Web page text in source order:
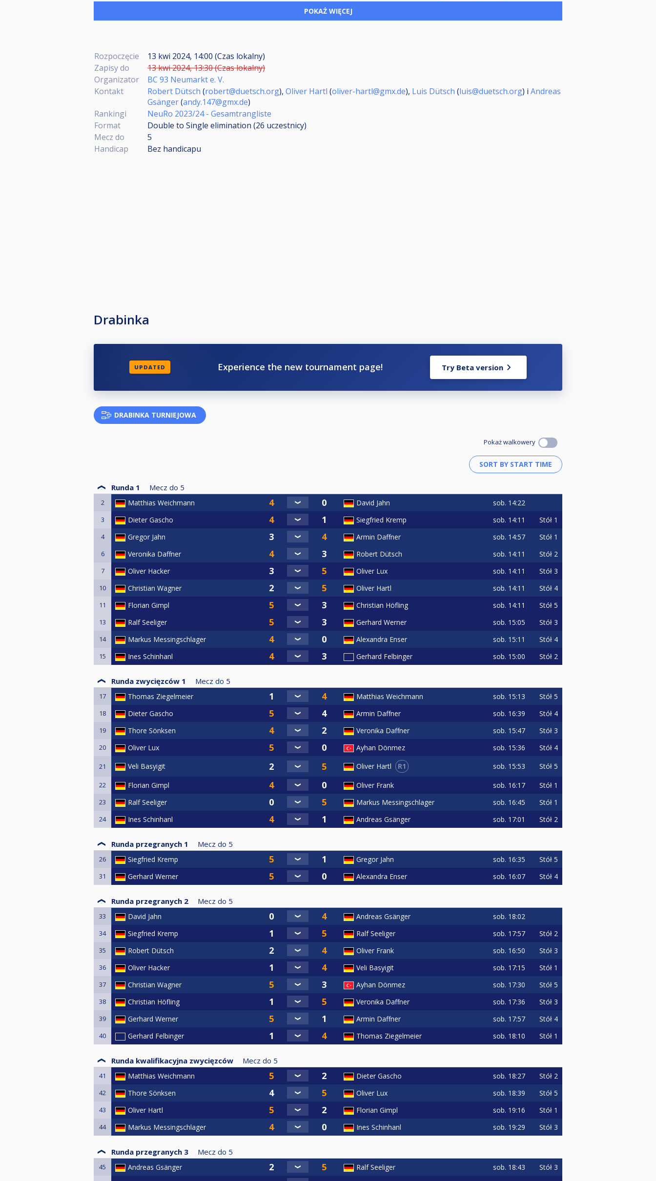
POKAŻ WIĘCEJ
Rozpoczęcie
13 kwi 2024, 14:00 (Czas lokalny)
Zapisy do
13 kwi 2024, 13:30 (Czas lokalny)
Organizator
BC 93 Neumarkt e. V.
Kontakt
Robert Dütsch (robert@duetsch.org), Oliver Hartl (oliver-hartl@gmx.de), Luis Dütsch (luis@duetsch.org) i Andreas
Gsänger(andy.147@gmx.de)
Rankingi
NeuRo 2023/24 - Gesamtrangliste
Format
Double to Single elimination (26 uczestnicy)
Mecz do
5
Handicap
Bez handicapu
Drabinka
UPDATED Experience the new tournament page! Try Beta version
DRABINKA TURNIEJOWA
Pokaż walkowery
Runda 1 Mecz do 5
2 Matthias Weichmann David Jahn sob. 14:22
3 Dieter Gascho Siegfried Kremp sob. 14:11 Stół 1
4 Gregor Jahn Armin Daffner sob. 14:57 Stół 1
6 Veronika Daffner Robert Dütsch sob. 14:11 Stół 2
7 Oliver Hacker Oliver Lux sob. 14:11 Stół 3
10 Christian Wagner Oliver Hartl sob. 14:11 Stół 4
11 Florian Gimpl Christian Höfling sob. 14:11 Stół 5
13 Ralf Seeliger Gerhard Werner sob. 15:05 Stół 3
14 Markus Messingschlager Alexandra Enser sob. 15:11 Stół 4
15 Ines Schinhanl Gerhard Felbinger sob. 15:00 Stół 2
Runda zwycięzców 1 Mecz do 5
17 Thomas Ziegelmeier Matthias Weichmann sob. 15:13 Stół 5
18 Dieter Gascho Armin Daffner sob. 16:39 Stół 4
19 Thore Sönksen Veronika Daffner sob. 15:47 Stół 3
20 Oliver Lux Ayhan Dönmez sob. 15:36 Stół 4
21 Veli Basyigit Oliver Hartl R1 sob. 15:53 Stół 5
22 Florian Gimpl Oliver Frank sob. 16:17 Stół 1
23 Ralf Seeliger Markus Messingschlager sob. 16:45 Stół 1
24 Ines Schinhanl Andreas Gsänger sob. 17:01 Stół 2
Runda przegranych 1 Mecz do 5
26 Siegfried Kremp Gregor Jahn sob. 16:35 Stół 5
31 Gerhard Werner Alexandra Enser sob. 16:07 Stół 4
Runda przegranych 2 Mecz do 5
33 David Jahn Andreas Gsänger sob. 18:02
34 Siegfried Kremp Ralf Seeliger sob. 17:57 Stół 2
35 Robert Dütsch Oliver Frank sob. 16:50 Stół 3
36 Oliver Hacker Veli Basyigit sob. 17:15 Stół 1
37 Christian Wagner Ayhan Dönmez sob. 17:30 Stół 5
38 Christian Höfling Veronika Daffner sob. 17:36 Stół 3
39 Gerhard Werner Armin Daffner sob. 17:57 Stół 4
40 Gerhard Felbinger Thomas Ziegelmeier sob. 18:10 Stół 1
Runda kwalifikacyjna zwycięzców Mecz do 5
41 Matthias Weichmann Dieter Gascho sob. 18:27 Stół 2
42 Thore Sönksen Oliver Lux sob. 18:39 Stół 5
43 Oliver Hartl Florian Gimpl sob. 19:16 Stół 1
44 Markus Messingschlager Ines Schinhanl sob. 19:29 Stół 3
Runda przegranych 3 Mecz do 5
45 Andreas Gsänger Ralf Seeliger sob. 18:43 Stół 3